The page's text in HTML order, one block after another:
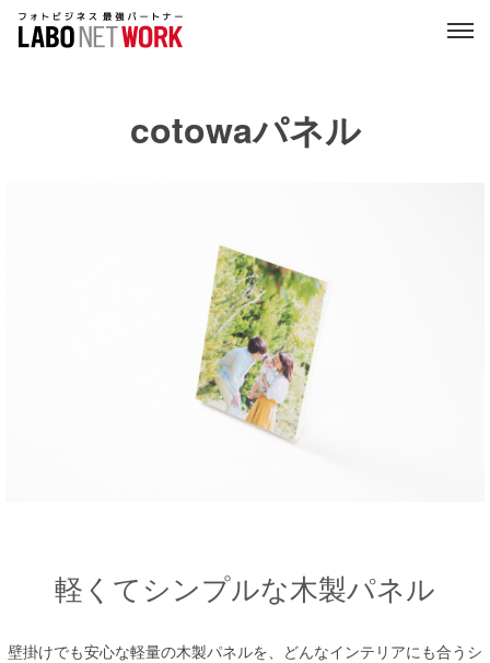
cotowaパネル
軽くてシンプルな木製パネル
壁掛けでも安心な軽量の木製パネルを、どんなインテリアにも合うシ